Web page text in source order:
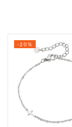
-20%